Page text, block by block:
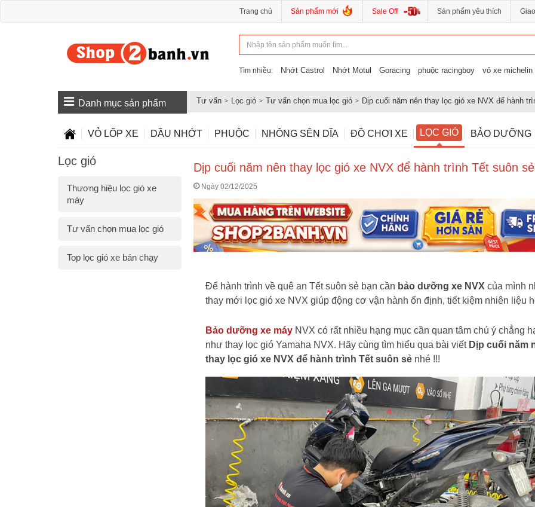
Trang chủ Sản phẩm mới Sale Off Sản phẩm yêu thích
Tìm nhiều: Nhớt Castrol Nhớt Motul Goracing phuộc racingboy vỏ xe michelin
Tư vấn Lọc gió Tư vấn chọn mua lọc gió Dịp cuối năm nên thay lọc gió xe NVX để hành
Danh mục sản phẩm
VỎ LỐP XE DẦU NHỚT PHUỘC NHÔNG SÊN DĨA ĐỒ CHƠI XE LỌC GIÓ BẢO DƯỠNG
Lọc gió
Thương hiệu lọc gió xe
máy
Tư vấn chọn mua lọc gió
Top lọc gió xe bán chạy
Dịp cuối năm nên thay lọc gió xe NVX để hành trình Tết suôn sẻ
Ngày 02/12/2025
Để hành trình về quê an Tết suôn sẻ bạn cần bảo dưỡng xe NVX của mình
thay mới lọc gió xe NVX giúp động cơ vận hành ổn định, tiết kiệm nhiên liệu
Bảo dưỡng xe máy NVX có rất nhiều hạng mục cần quan tâm chú ý chẳng
như thay lọc gió Yamaha NVX. Hãy cùng tìm hiểu qua bài viết Dịp cuối năm
thay lọc gió xe NVX để hành trình Tết suôn sẻ nhé !!!